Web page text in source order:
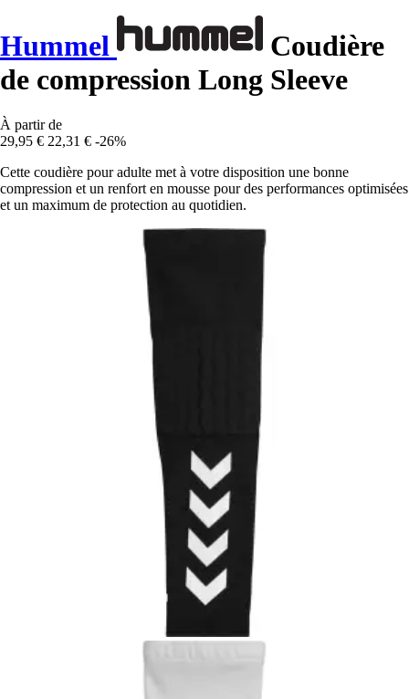
Hummel
Coudière
de compression Long Sleeve
À partir de
29,95 € 22,31 € -26%
Cette coudière pour adulte met à votre disposition une bonne
compression et un renfort en mousse pour des performances optimisées
et un maximum de protection au quotidien.